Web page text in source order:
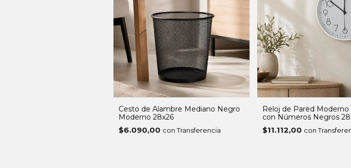
Cesto de Alambre Mediano Negro
Moderno 28x26
$6.090,00 con Transferencia
Reloj de Pared Moderno
con Números Negros
$11.112,00 con